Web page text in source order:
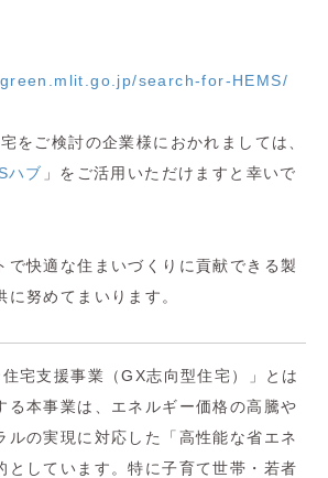
search-for-HEMS/
をご検討の企業様におかれましては、
ハブ 」をご活用いただけますと幸いで
で快適な住まいづくりに貢献できる製
努めてまいります。
宅支援事業（GX志向型住宅）」とは
る本事業は、エネルギー価格の高騰や
ルの実現に対応した「高性能な省エネ
としています。特に子育て世帯・若者